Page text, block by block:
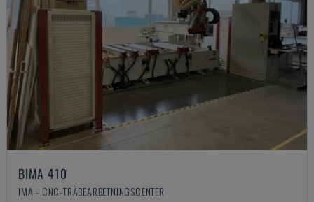
BIMA 410
IMA - CNC-TRÄBEARBETNINGSCENTER